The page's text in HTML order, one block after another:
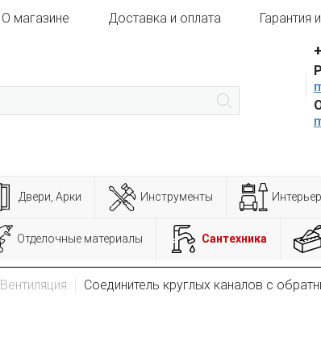
О магазине Доставка и оплата Гарантия
Двери, Арки Инструменты Интерьер
Отделочные материалы Сантехника
Вентиляция Соединитель круглых каналов с